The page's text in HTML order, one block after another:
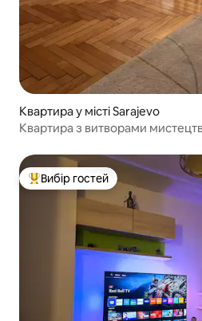
Квартира у місті Sarajevo
Квартира з витворами
Топ вибір гостей
Вибір гостей